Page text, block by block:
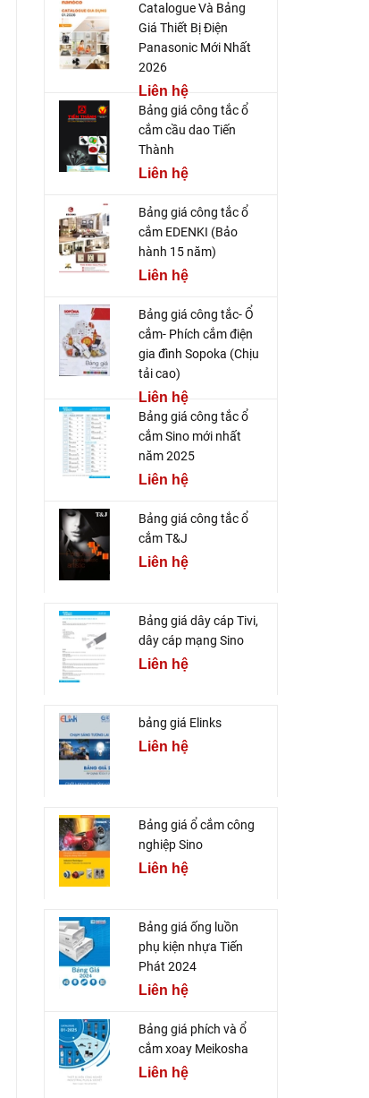
Catalogue Và Bảng
Giá Thiết Bị Điện
Panasonic Mới Nhất
2026
Liên hệ
Bảng giá công tắc ổ
cắm cầu dao Tiến
Thành
Liên hệ
Bảng giá công tắc ổ
cắm EDENKI (Bảo
hành 15 năm)
Liên hệ
Bảng giá công tắc- Ổ
cắm- Phích cắm điện
gia đình Sopoka (Chịu
tải cao)
Liên hệ
Bảng giá công tắc ổ
cắm Sino mới nhất
năm 2025
Liên hệ
Bảng giá công tắc ổ
cắm T&J
Liên hệ
Bảng giá dây cáp Tivi,
dây cáp mạng Sino
Liên hệ
bảng giá Elinks
Liên hệ
Bảng giá ổ cắm công
nghiệp Sino
Liên hệ
Bảng giá ống luồn
phụ kiện nhựa Tiến
Phát 2024
Liên hệ
Bảng giá phích và ổ
cắm xoay Meikosha
Liên hệ